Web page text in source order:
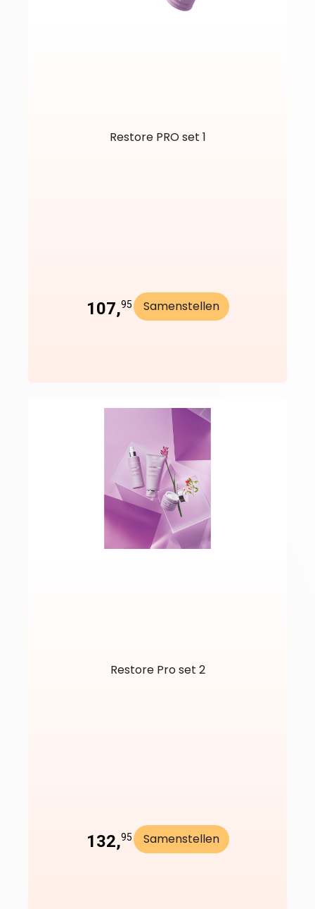
Restore PRO set 1
107,95 Samenstellen
Restore Pro set 2
132,95 Samenstellen